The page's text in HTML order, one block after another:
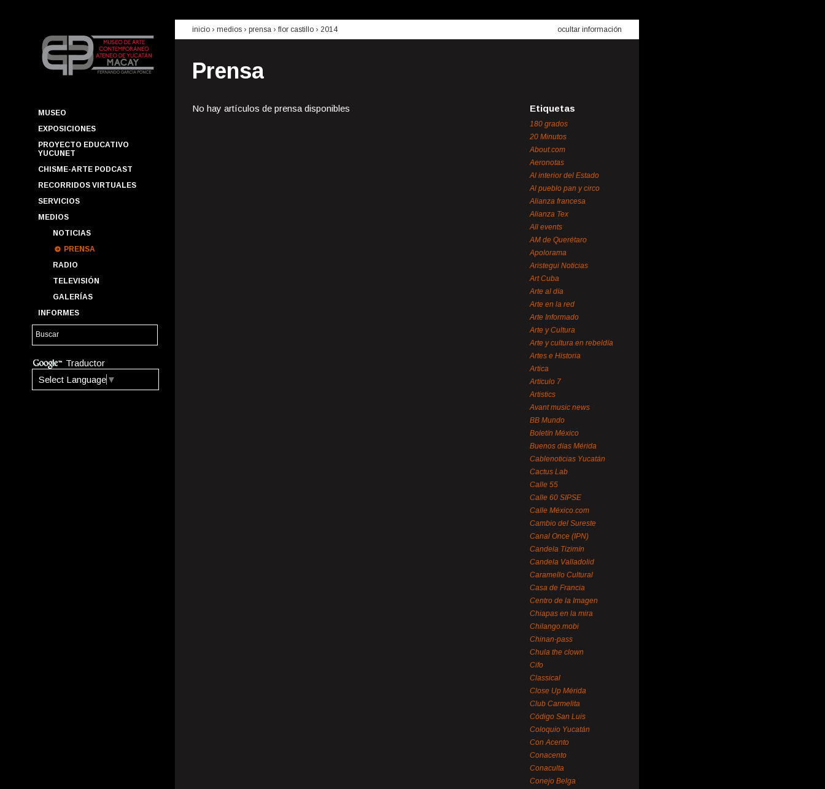
MUSEO
EXPOSICIONES
PROYECTO EDUCATIVO
YUCUNET
CHISME-ARTE PODCAST
RECORRIDOS VIRTUALES
SERVICIOS
MEDIOS
NOTICIAS
PRENSA
RADIO
TELEVISIÓN
GALERÍAS
INFORMES
Traductor
Select Language ▼
inicio › medios › prensa › flor castillo › 2014 ocultar información
Prensa
No hay artículos de prensa disponibles Etiquetas
180 grados
20 Minutos
About.com
Aeronotas
Al interior del Estado
Al pueblo pan y circo
Alianza francesa
Alianza Tex
All events
AM de Querétaro
Apolorama
Aristegui Noticias
Art Cuba
Arte al día
Arte en la red
Arte Informado
Arte y Cultura
Arte y cultura en rebeldía
Artes e Historia
Artica
Artículo 7
Artistics
Avant music news
BB Mundo
Boletín México
Buenos días Mérida
Cablenoticias Yucatán
Cactus Lab
Calle 55
Calle 60 SIPSE
Calle México.com
Cambio del Sureste
Canal Once (IPN)
Candela Tizimín
Candela Valladolid
Caramello Cultural
Casa de Francia
Centro de la Imagen
Chiapas en la mira
Chilango.mobi
Chinan-pass
Chula the clown
Cifo
Classical
Close Up Mérida
Club Carmelita
Código San Luis
Coloquio Yucatán
Con Acento
Conacento
Conaculta
Conejo Belga